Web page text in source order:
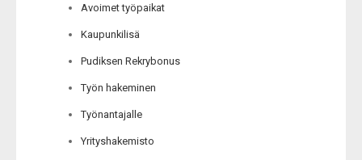
Avoimet työpaikat
Kaupunkilisä
Pudiksen Rekrybonus
Työn hakeminen
Työnantajalle
Yrityshakemisto